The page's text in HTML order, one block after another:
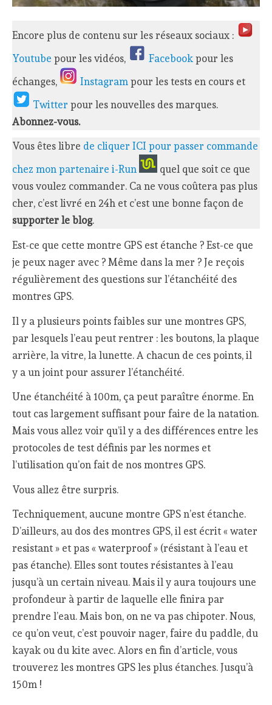
Encore plus de contenu sur les réseaux sociaux :
Youtube pour les vidéos, Facebookpour les
échanges,
Instagrampour les tests en cours et
Twitterpour les nouvelles des marques.
Abonnez-vous.
Vous êtes libre de cliquer ICI pour passer commande
chez mon partenaire i-Run
quel que soit ce que
vous voulez commander. Ca ne vous coûtera pas plus
cher, c’est livré en 24h et c’est une bonne façon de
supporter le blog.
Est-ce que cette montre GPS est étanche ? Est-ce que
je peux nager avec ? Même dans la mer ? Je reçois
régulièrement des questions sur l’étanchéité des
montres GPS.
Il y a plusieurs points faibles sur une montres GPS,
par lesquels l’eau peut rentrer : les boutons, la plaque
arrière, la vitre, la lunette. A chacun de ces points, il
y a un joint pour assurer l’étanchéité.
Une étanchéité à 100m, ça peut paraître énorme. En
tout cas largement suffisant pour faire de la natation.
Mais vous allez voir qu’il y a des différences entre les
protocoles de test définis par les normes et
l’utilisation qu’on fait de nos montres GPS.
Vous allez être surpris.
Techniquement, aucune montre GPS n’est étanche.
D’ailleurs, au dos des montres GPS, il est écrit « water
resistant » et pas « waterproof » (résistant à l’eau et
pas étanche). Elles sont toutes résistantes à l’eau
jusqu’à un certain niveau. Mais il y aura toujours une
profondeur à partir de laquelle elle finira par
prendre l’eau. Mais bon, on ne va pas chipoter. Nous,
ce qu’on veut, c’est pouvoir nager, faire du paddle, du
kayak ou du kite avec. Alors en fin d’article, vous
trouverez les montres GPS les plus étanches. Jusqu’à
150m !